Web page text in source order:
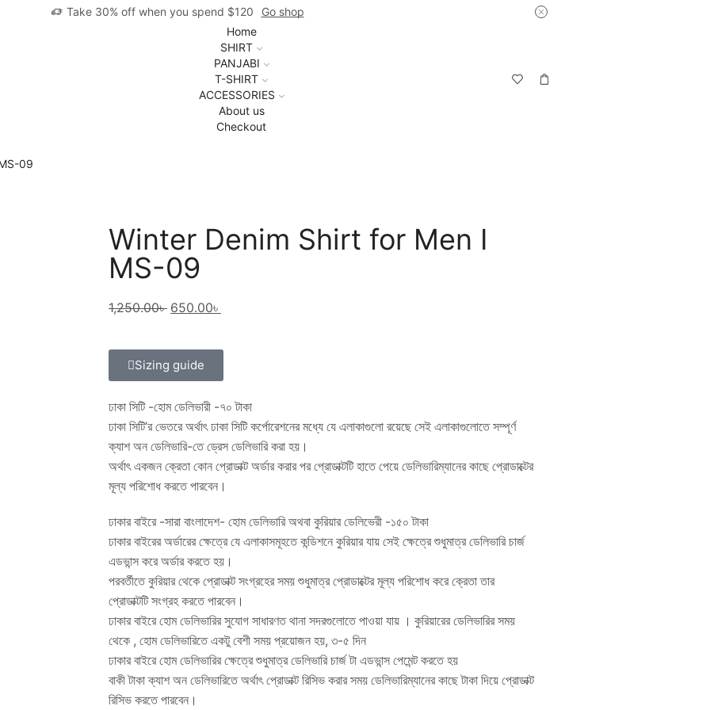
Take 30% off when you spend $120
Go shop
Home
SHIRT
PANJABI
T-SHIRT
ACCESSORIES
About us
Checkout
09
Winter Denim Shirt for Men I
MS-09
1,250.00৳ 650.00৳
Sizing guide
ঢাকা সিটি -হোম ডেলিভারী -৭০ টাকা
ঢাকা সিটি’র ভেতরে অর্থাৎ ঢাকা সিটি কর্পোরেশনের মধ্যে যে এলাকাগুলো রয়েছে সেই এলাকাগুলোতে সম্পূর্ণ
ক্যাশ অন ডেলিভারি-তে ড্রেস ডেলিভারি করা হয়।
অর্থাৎ একজন ক্রেতা কোন প্রোডাক্ট অর্ডার করার পর প্রোডাক্টটি হাতে পেয়ে ডেলিভারিম্যানের কাছে প্রোডাক্টের
মূল্য পরিশোধ করতে পারবেন।
ঢাকার বাইরে -সারা বাংলাদেশ- হোম ডেলিভারি অথবা কুরিয়ার ডেলিভেরী -১৫০ টাকা
ঢাকার বাইরের অর্ডারের ক্ষেত্রে যে এলাকাসমূহতে কন্ডিশনে কুরিয়ার যায় সেই ক্ষেত্রে শুধুমাত্র ডেলিভারি চার্জ
এডভান্স করে অর্ডার করতে হয়।
পরবর্তীতে কুরিয়ার থেকে প্রোডাক্ট সংগ্রহের সময় শুধুমাত্র প্রোডাক্টের মূল্য পরিশোধ করে ক্রেতা তার
প্রোডাক্টটি সংগ্রহ করতে পারবেন।
ঢাকার বাইরে হোম ডেলিভারির সুযোগ সাধারণত থানা সদরগুলোতে পাওয়া যায় । কুরিয়ারের ডেলিভারির সময়
থেকে , হোম ডেলিভারিতে একটু বেশী সময় প্রয়োজন হয়, ৩-৫ দিন
ঢাকার বাইরে হোম ডেলিভারির ক্ষেত্রে শুধুমাত্র ডেলিভারি চার্জ টা এডভান্স পেমেন্ট করতে হয়
বাকী টাকা ক্যাশ অন ডেলিভারিতে অর্থাৎ প্রোডাক্ট রিসিভ করার সময় ডেলিভারিম্যানের কাছে টাকা দিয়ে প্রোডাক্ট
রিসিভ করতে পারবেন।